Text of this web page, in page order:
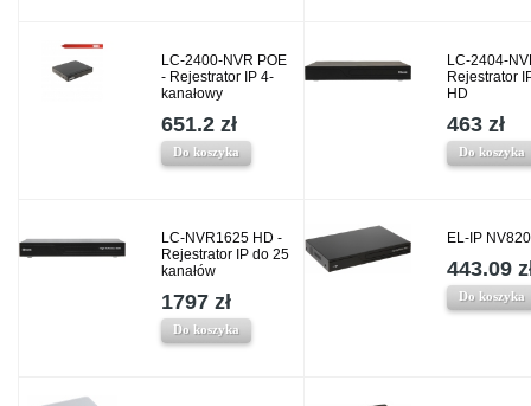
LC-2400-NVR POE
- Rejestrator IP 4-
kanałowy
651.2 zł
Do koszyka
LC-2404-
Rejestrator
HD
463 zł
Do koszyka
LC-NVR1625 HD -
Rejestrator IP do 25
kanałów
1797 zł
Do koszyka
EL-IP NV820
443.09
Do koszyka